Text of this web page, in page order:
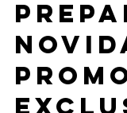
corsabikeparts
14 de ago. de 2023
EVENTOS